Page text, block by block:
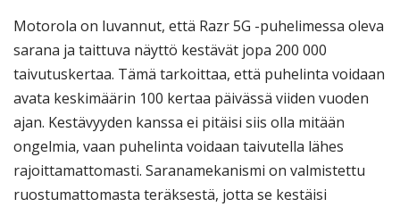
Motorola on luvannut, että Razr 5G -puhelimessa oleva
sarana ja taittuva näyttö kestävät jopa 200 000
taivutuskertaa. Tämä tarkoittaa, että puhelinta voidaan
avata keskimäärin 100 kertaa päivässä viiden vuoden
ajan. Kestävyyden kanssa ei pitäisi siis olla mitään
ongelmia, vaan puhelinta voidaan taivutella lähes
rajoittamattomasti. Saranamekanismi on valmistettu
ruostumattomasta teräksestä, jotta se kestäisi